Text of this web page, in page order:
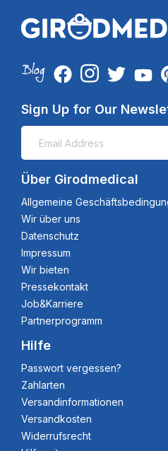
Sign Up for Our
Über Girodmedical
Allgemeine
Wir über uns
Datenschutz
Impressum
Wir bieten
Pressekontakt
Job&Karriere
Partnerprogramm
Hilfe
Passwort vergessen?
Zahlarten
Versandinformationen
Versandkosten
Widerrufsrecht